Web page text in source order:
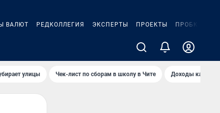
ВАЛЮТ РЕДКОЛЛЕГИЯ ЭКСПЕРТЫ ПРОЕКТЫ ПРОБКИ
улицы Чек-лист по сборам в школу в Чите Доходы